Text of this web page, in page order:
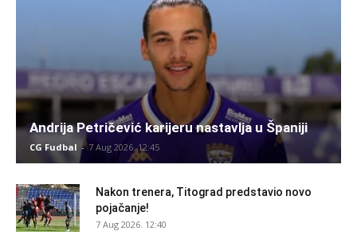
Andrija Petričević karijeru nastavlja u Španiji
CG Fudbal - 7 Aug 2026. 12:45
Nakon trenera, Titograd predstavio novo
pojačanje!
7 Aug 2026. 12:40